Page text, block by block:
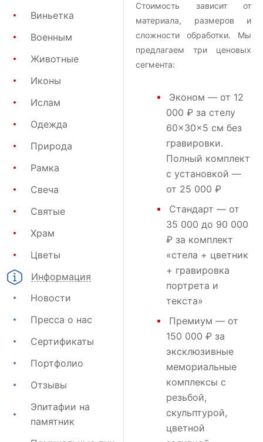
Виньетка
Военным
Животные
Иконы
Ислам
Одежда
Природа
Рамка
Свеча
Святые
Храм
Цветы
Информация
Новости
Пресса о нас
Сертификаты
Портфолио
Отзывы
Эпитафии на
памятник
Стоимость зависит от
материала, размеров и
сложности обработки. Мы
предлагаем три ценовых
сегмента:
Эконом — от 12
000 ₽ за стелу
60×30×5 см без
гравировки.
Полный комплект
с установкой —
от 25 000 ₽
Стандарт — от
35 000 до 90 000
₽ за комплект
«стела + цветник
+ гравировка
портрета и
текста»
Премиум — от
150 000 ₽ за
эксклюзивные
мемориальные
комплексы с
резьбой,
скульптурой,
цветной